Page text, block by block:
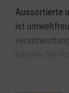
Aussortierte
ist
in Hördt/